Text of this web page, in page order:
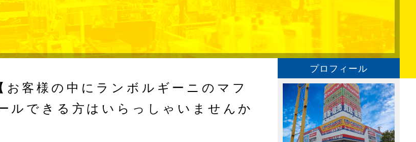
お客様の中にランボルギーニのマフ
ルできる方はいらっしゃいませんか
プロフィール